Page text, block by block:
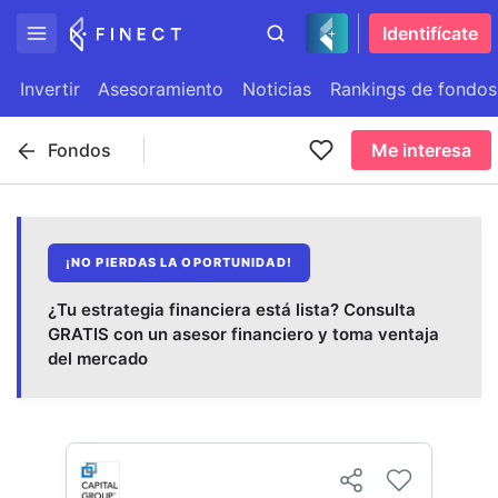
Identifícate
Invertir Asesoramiento Noticias Rankings de fondos
Fondos Me interesa
¡NO PIERDAS LA OPORTUNIDAD!
¿Tu estrategia financiera está lista? Consulta
GRATIS con un asesor financiero y toma ventaja
del mercado